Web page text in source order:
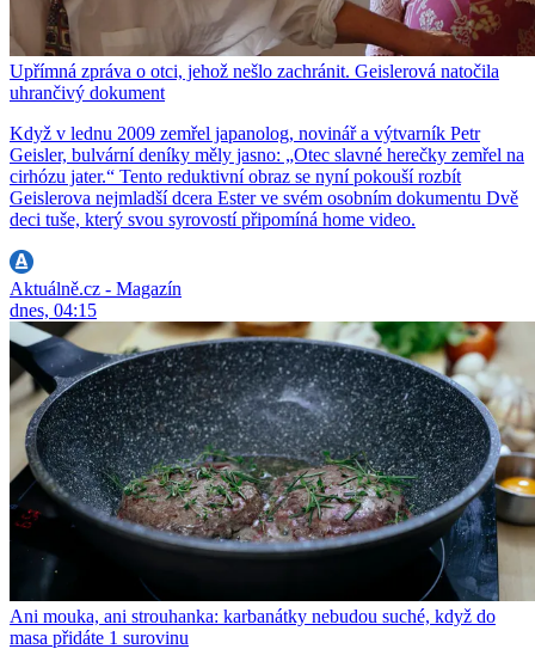
Upřímná zpráva o otci, jehož nešlo zachránit. Geislerová natočila
uhrančivý dokument
Když v lednu 2009 zemřel japanolog, novinář a výtvarník Petr
Geisler, bulvární deníky měly jasno: „Otec slavné herečky zemřel na
cirhózu jater.“ Tento reduktivní obraz se nyní pokouší rozbít
Geislerova nejmladší dcera Ester ve svém osobním dokumentu Dvě
deci tuše, který svou syrovostí připomíná home video.
Aktuálně.cz - Magazín
dnes, 04:15
Ani mouka, ani strouhanka: karbanátky nebudou suché, když do
masa přidáte 1 surovinu